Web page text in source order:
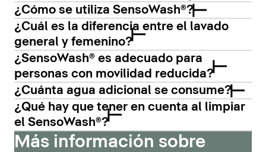
¿Cómo se utiliza SensoWash®?
¿Cuál es la diferencia entre el lavado
general y femenino?
¿SensoWash® es adecuado para
personas con movilidad reducida?
¿Cuánta agua adicional se consume?
¿Qué hay que tener en cuenta al limpiar
el SensoWash®?
Más información sobre